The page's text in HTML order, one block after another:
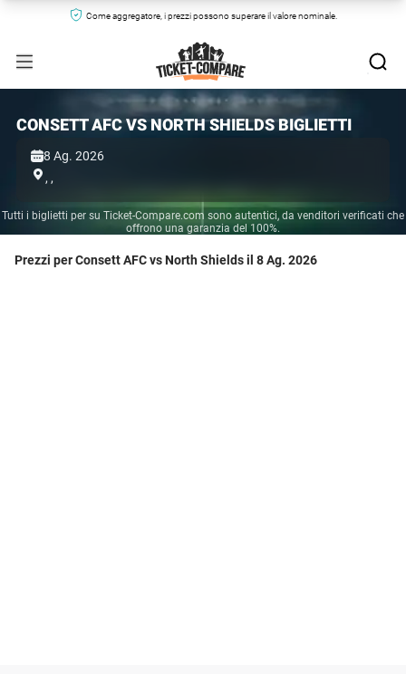
Come aggregatore, i prezzi possono superare il valore nominale.
CONSETT AFC VS NORTH SHIELDS BIGLIETTI
8 Ag. 2026
, ,
Tutti i biglietti per su Ticket-Compare.com sono autentici, da venditori verificati che
offrono una garanzia del 100%.
Prezzi per Consett AFC vs North Shields il 8 Ag. 2026